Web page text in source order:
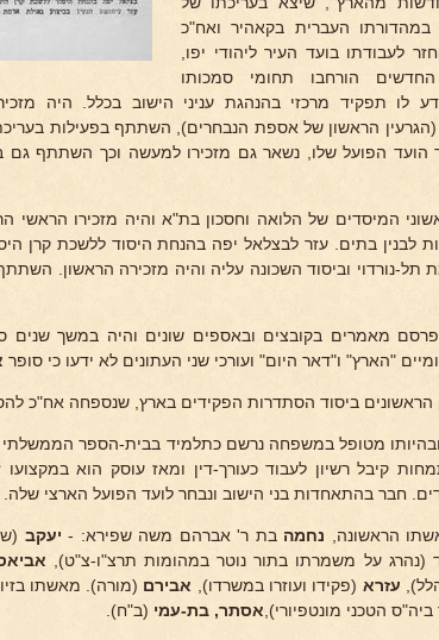
במהדורתו העברית בקאהיר ואח"כ
לעבודתו בועד העיר ליהודי יפו,
הורחבו תחומי סמכותו
לו תפקיד מרכזי בהנהגת עניני הישוב בכלל. היה
הראשון של אספת הנבחרים), השתתף בפעילות
הועד הפועל שלו, נשאר גם מזכירו למעשה וכך השתתף גם
המיסדים של הלואה וחסכון בת"א והיה מזכירו הראשי
לבנין בתים. עזר לבצלאל יפה בהנחת היסוד ללשכת קרן
תל-נורדוי וביסוד השכונה עליה והיה מזכירה הראשון.
מאמרים בקובצים ובאספים שונים והיה במשך שנים
"הארץ" ו"דאר היום" ועורכי שני העתונים לא ידעו כי סופר
ביסוד הסתדרות הפקידים בארץ, שנספחה אח"כ
מטופל במשפחה נרשם כתלמיד בבית-הספר הממשלתי
קיבל רשיון לעבוד כעורך-דין ומאז עוסק הוא
חבר בהתאחדות בני הישוב ונבחר לועד הפועל הארצי שלה.
הראשונה, נחמה בת ר' אברהם משה שפירא: - יעקב
(נהרג על משמרתו בתור נוטר במהומות תרצ"ו-צ"ט),
עזרא (פקידו ועוזרו במשרדו), אבירם (מורה). מאשתו
הטכני מונטפיורי), אסתר, בת-עמי (ב"ח).